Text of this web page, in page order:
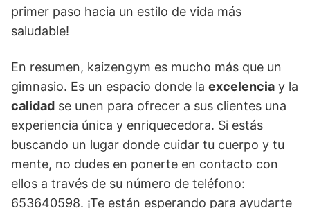
primer paso hacia un estilo de vida más
saludable!
En resumen, kaizengym es mucho más que un
gimnasio. Es un espacio donde la excelencia y la
calidad se unen para ofrecer a sus clientes una
experiencia única y enriquecedora. Si estás
buscando un lugar donde cuidar tu cuerpo y tu
mente, no dudes en ponerte en contacto con
ellos a través de su número de teléfono:
653640598. ¡Te están esperando para ayudarte